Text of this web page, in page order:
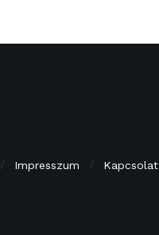
Impresszum Kapcsolat